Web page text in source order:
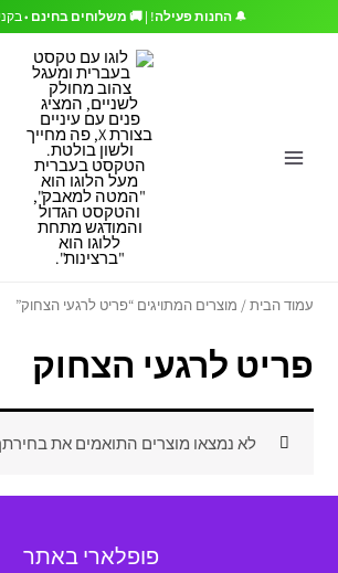
🔔 החנות פעילה! | 🚚 משלוחים בחינם •
עמוד הבית/ מוצרים המתויגים “פריט לרגעי הצחוק”
פריט לרגעי הצחוק
לא נמצאו מוצרים התואמים את
פופלארי באתר